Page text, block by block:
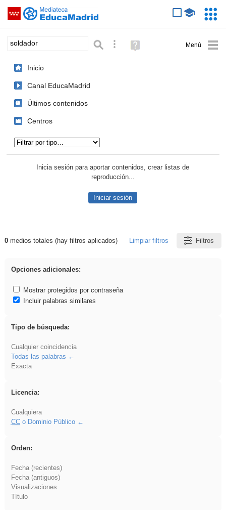
Saltar navegación
Palabra o frase: Búsqueda avanzada
Ayuda
(en
Inicio
Canal EducaMadrid
Últimos contenidos
Centros
Inicia sesión para aportar contenidos, crear listas de
reproducción...
Iniciar sesión
Resultados de: soldador
0medios totales (hay filtros aplicados) Limpiar filtros Filtros
Opciones adicionales:
Mostrar protegidos por contraseña
Incluir palabras similares
Tipo de búsqueda:
Cualquier coincidencia
Todas las palabras
Exacta
Licencia:
Cualquiera
CCo Dominio Público
Orden:
Fecha (recientes)
Fecha (antiguos)
Visualizaciones
Título